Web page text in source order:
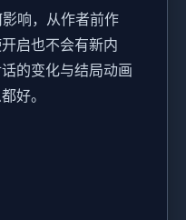
响，从作者前作
启也不会有新内
的变化与结局动画
好。